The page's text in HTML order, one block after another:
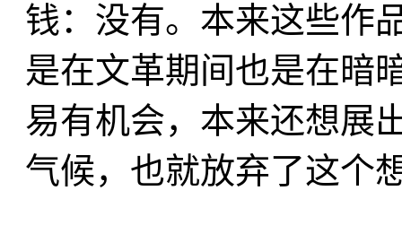
钱：没有。本来这些作
是在文革期间也是在暗
易有机会，本来还想展
气候，也就放弃了这个